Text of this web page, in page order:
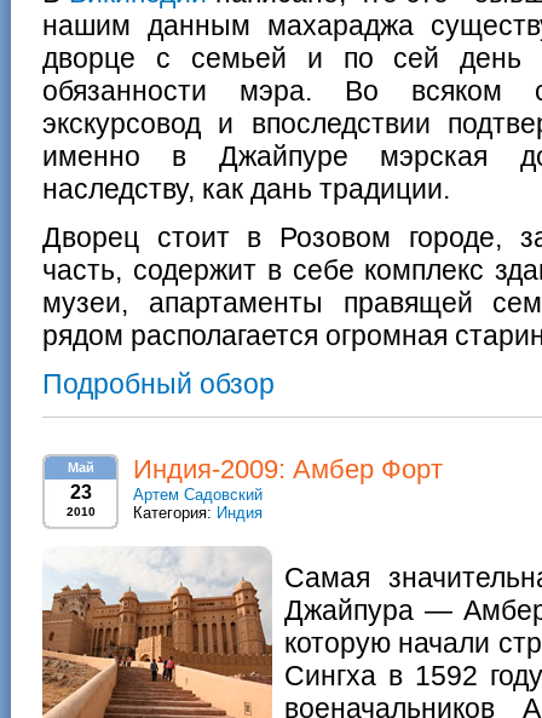
нашим данным махараджа
дворце с семьей и по сей день
обязанности мэра. Во всяком
экскурсовод и впоследствии
именно в Джайпуре мэрская
наследству, как дань традиции.
Дворец стоит в Розовом городе,
часть, содержит в себе комплекс
музеи, апартаменты правящей
рядом располагается огромная
Подробный обзор
Май
23
2010
Индия-2009: Амбер Форт
Артем Садовский
Категория: Индия
Самая
Джайпура —
которую начали
Сингха в 1592
военачальников